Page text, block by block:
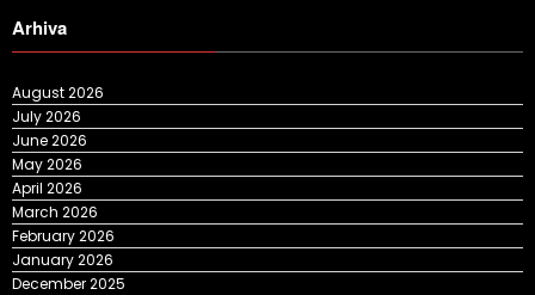
Arhiva
August 2026
July 2026
June 2026
May 2026
April 2026
March 2026
February 2026
January 2026
December 2025